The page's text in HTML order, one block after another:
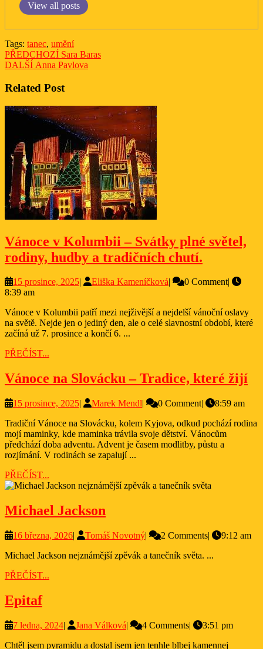
View all posts
Tags: tanec, umění
Navigace
pro
příspěvek
PŘEDCHOZÍ Previous
post:
Sara Baras
DALŠÍ Next
Anna Pavlova
Related Post
Vánoce v Kolumbii – Svátky plné světel,
rodiny, hudby a tradičních chutí.
Kolumbii
Svátky
hudby
a
chutí.
15 prosince, 202515
| Eliška KameníčkováEliška
| 0 Comment|
8:39 am
Vánoce v Kolumbii patří mezi nejživější a nejdelší vánoční oslavy
na světě. Nejde jen o jediný den, ale o celé slavnostní období, které
začíná už 7. prosince a končí 6. ...
PŘEČÍST...
Vánoce na Slovácku – Tradice, které žijí
–
15 prosince, 202515
2025
| Marek MendlMarek
| 0 Comment|
8:59 am
Tradiční Vánoce na Slovácku, kolem Kyjova, odkud pochází rodina
mojí maminky, kde maminka trávila svoje dětství. Vánocům
předchází doba adventu. Advent je časem modlitby, půstu a
rozjímání. V rodinách se zapalují ...
PŘEČÍST...
Michael Jackson
16 března, 202616
2026
| Tomáš NovotnýTomáš
| 2 Comments|
9:12 am
Michael Jackson nejznámější zpěvák a tanečník světa. ...
PŘEČÍST...
EpitafEpitaf
7 ledna, 20247
2024
| Jana VálkováJana
| 4 Comments|
3:51 pm
Chtěl jsem pyramidu a dostal jsem jen tenhle blbej kamennej